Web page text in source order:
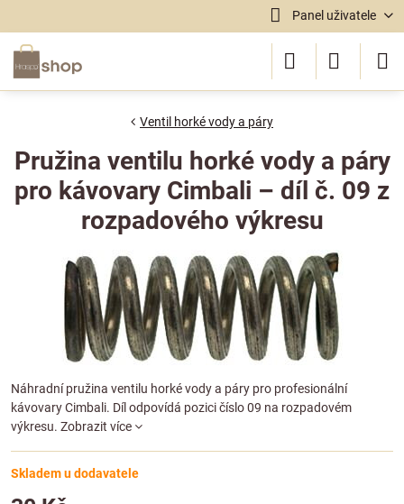
Panel uživatele
Ventil horké vody a páry
Pružina ventilu horké vody a páry
pro kávovary Cimbali – díl č. 09 z
rozpadového výkresu
Náhradní pružina ventilu horké vody a páry pro profesionální
kávovary Cimbali. Díl odpovídá pozici číslo 09 na rozpadovém
výkresu. Zobrazit více
Skladem u dodavatele